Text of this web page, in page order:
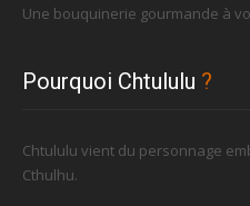
Une bouquinerie gourmande à
Pourquoi Chtululu ?
Chtululu vient du personnage
Cthulhu.